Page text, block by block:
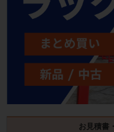
お見積書